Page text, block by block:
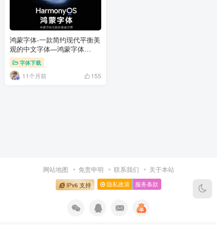
鸿蒙字体-一款简约现代平衡美
观的中文字体—鸿蒙字体
HarmonyOS Sans
字体下载
11个月前 155
网站地图 免责申明 联系我们 关于本站
IPv6 支持 隐私政策 服务条款